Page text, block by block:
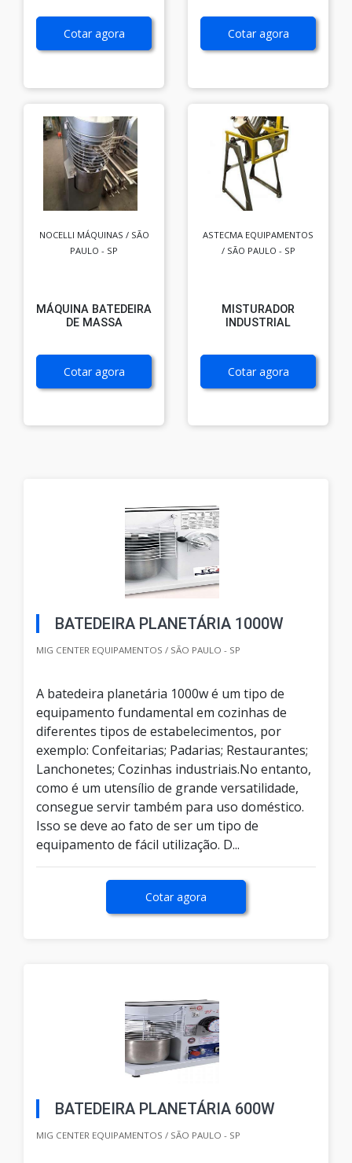
Cotar agora Cotar agora
NOCELLI MÁQUINAS / SÃO
PAULO - SP
MÁQUINA BATEDEIRA
DE MASSA
Cotar agora
ASTECMA EQUIPAMENTOS
/ SÃO PAULO - SP
MISTURADOR
INDUSTRIAL
Cotar agora
BATEDEIRA PLANETÁRIA 1000W
MIG CENTER EQUIPAMENTOS / SÃO PAULO - SP
A batedeira planetária 1000w é um tipo de
equipamento fundamental em cozinhas de
diferentes tipos de estabelecimentos, por
exemplo: Confeitarias; Padarias; Restaurantes;
Lanchonetes; Cozinhas industriais.No entanto,
como é um utensílio de grande versatilidade,
consegue servir também para uso doméstico.
Isso se deve ao fato de ser um tipo de
equipamento de fácil utilização. D...
Cotar agora
BATEDEIRA PLANETÁRIA 600W
MIG CENTER EQUIPAMENTOS / SÃO PAULO - SP